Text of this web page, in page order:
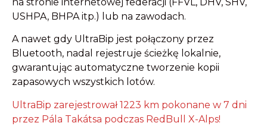
USHPA, BHPA itp.) lub na zawodach.
A nawet gdy UltraBip jest połączony przez
Bluetooth, nadal rejestruje ścieżkę lokalnie,
gwarantując automatyczne tworzenie kopii
zapasowych wszystkich lotów.
UltraBip zarejestrował 1223 km pokonane w 7 dni
przez Pála Takátsa podczas RedBull X-Alps!